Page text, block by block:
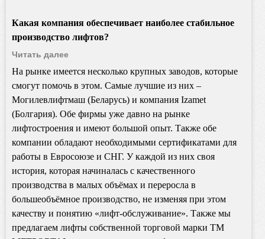
Какая компания обеспечивает наиболее стабильное
производство лифтов?
Читать далее
На рынке имеется несколько крупных заводов, которые
смогут помочь в этом. Самые лучшие из них –
Могилевлифтмаш (Беларусь) и компанияIzamet
(Болгария). Обе фирмы уже давно на рынке
лифтостроения и имеют большой опыт. Также обе
компании обладают необходимыми сертификатами для
работы в Евросоюзе и СНГ. У каждой из них своя
история, которая начиналась с качественного
производства в малых объёмах и переросла в
большеобъёмное производство, не изменяя при этом
качеству и понятию «лифт-обслуживание». Также мы
предлагаем лифты собственной торговой марки TM